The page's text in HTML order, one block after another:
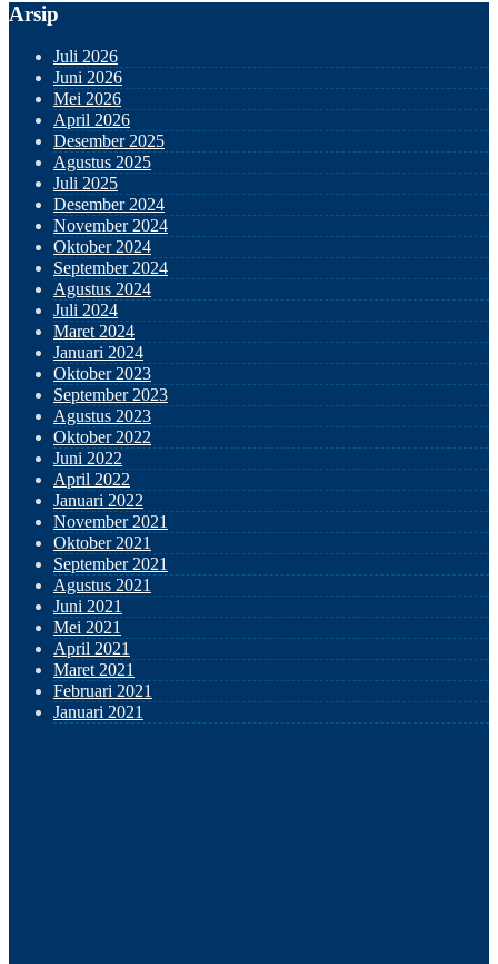
Arsip
Juli 2026
Juni 2026
Mei 2026
April 2026
Desember 2025
Agustus 2025
Juli 2025
Desember 2024
November 2024
Oktober 2024
September 2024
Agustus 2024
Juli 2024
Maret 2024
Januari 2024
Oktober 2023
September 2023
Agustus 2023
Oktober 2022
Juni 2022
April 2022
Januari 2022
November 2021
Oktober 2021
September 2021
Agustus 2021
Juni 2021
Mei 2021
April 2021
Maret 2021
Februari 2021
Januari 2021